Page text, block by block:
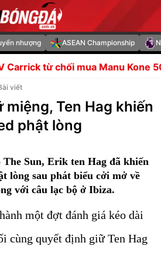
nhượng ASEAN Championship
Kone 50 triệu bảng Vì sao
viết
miệng, Ten Hag khiến
phật lòng
The Sun, Erik ten Hag đã khiến
lòng sau phát biểu cởi mở về
với câu lạc bộ ở Ibiza.
một đợt đánh giá kéo dài
cùng quyết định giữ Ten Hag